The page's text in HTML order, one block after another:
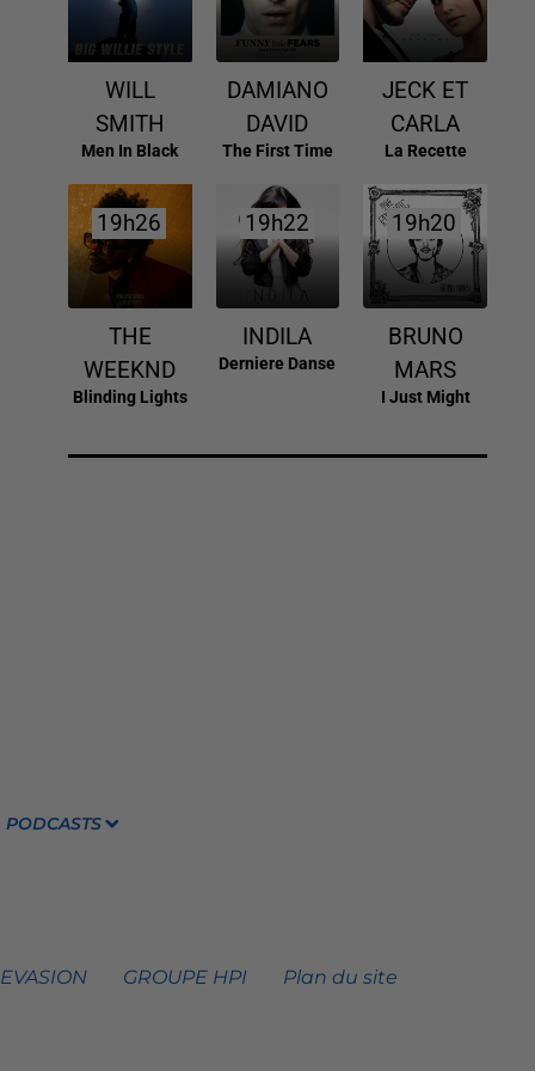
WILL
SMITH
Men In Black
DAMIANO
DAVID
The First Time
JECK ET
CARLA
La Recette
19h26
19h26
THE
WEEKND
Blinding Lights
19h22
19h22
INDILA
Derniere Danse
19h20
19h20
BRUNO
MARS
I Just Might
PODCASTS
GROUPE HPI Plan du site